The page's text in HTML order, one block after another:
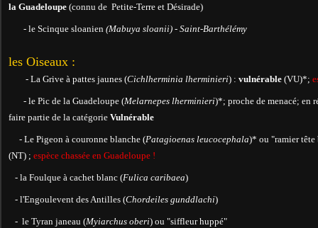
la Guadeloupe (connu de Petite-Terre et Désirade)
- le Scinque sloanien (Mabuya sloanii) - Saint-Barthélémy
les Oiseaux :
- La Grive à pattes jaunes (Cichlherminia lherminieri) : vulnérable (VU)*;
- le Pic de la Guadeloupe (Melarnepes lherminieri)*; proche de menacé; en
faire partie de la catégorie Vulnérable
- Le Pigeon à couronne blanche (Patagioenas leucocephala)* ou "ramier tête
(NT) ; espèce chassée en Guadeloupe !
- la Foulque à cachet blanc (Fulica caribaea)
- l'Engoulevent des Antilles (Chordeiles gunddlachi)
- le Tyran janeau (Myiarchus oberi) ou "siffleur huppé"